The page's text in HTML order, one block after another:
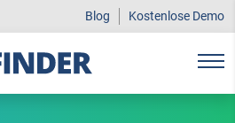
Blog Kostenlose Demo